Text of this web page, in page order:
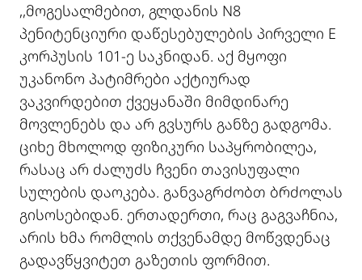
,,მოგესალმებით, გლდანის N8
პენიტენციური დაწესებულების პირველი E
კორპუსის 101-ე საკნიდან. აქ მყოფი
უკანონო პატიმრები აქტიურად
ვაკვირდებით ქვეყანაში მიმდინარე
მოვლენებს და არ გვსურს განზე გადგომა.
ციხე მხოლოდ ფიზიკური საპყრობილეა,
რასაც არ ძალუძს ჩვენი თავისუფალი
სულების დაოკება. განვაგრძობთ ბრძოლას
გისოსებიდან. ერთადერთი, რაც გაგვაჩნია,
არის ხმა რომლის თქვენამდე მოწვდენაც
გადავწყვიტეთ გაზეთის ფორმით.